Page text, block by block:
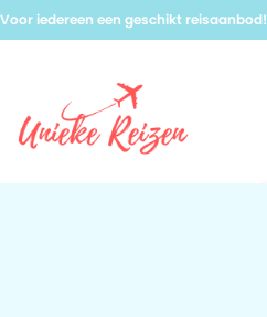
Voor iedereen een geschikt reisaanbod!